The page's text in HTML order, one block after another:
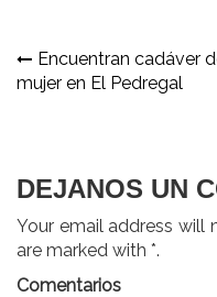
Navegación
de
Encuentran cadáver
mujer en El Pedregal
DEJANOS UN
Your email address will
are marked with *.
Comentarios